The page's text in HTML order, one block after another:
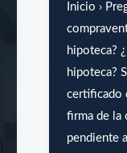
Inicio ›
hipoteca?
hipoteca?
certificado
firma de la
pendiente